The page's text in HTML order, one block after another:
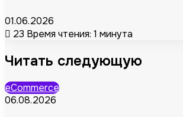
01.06.2026
23 Время чтения: 1 минута
Читать следующую
eCommerce
06.08.2026